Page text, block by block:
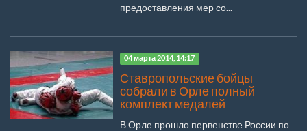
предоставления мер со...
04 марта 2014, 14:17
Ставропольские бойцы
собрали в Орле полный
комплект медалей
В Орле прошло первенстве России по